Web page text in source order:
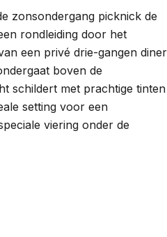
zonsondergang picknick de
rondleiding door het
een privé drie-gangen diner
boven de
schildert met prachtige tinten
setting voor een
viering onder de